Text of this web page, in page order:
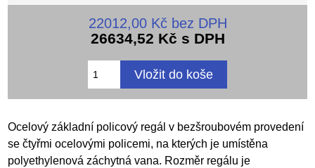
22012,00 Kč bez DPH
26634,52 Kč s DPH
Ocelový základní policový regál v bezšroubovém provedení
se čtyřmi ocelovými policemi, na kterých je umístěna
polyethylenová záchytná vana. Rozměr regálu je